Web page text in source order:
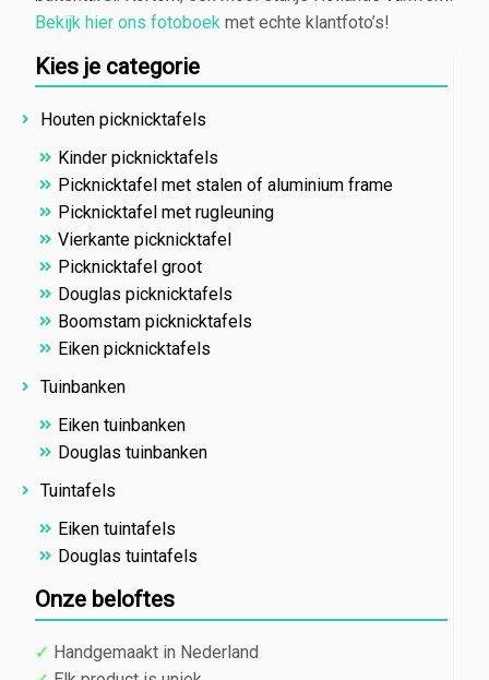
Bekijk hier ons fotoboek met echte klantfoto’s!
Kies je categorie
Houten picknicktafels
Kinder picknicktafels
Picknicktafel met stalen of aluminium frame
Picknicktafel met rugleuning
Vierkante picknicktafel
Picknicktafel groot
Douglas picknicktafels
Boomstam picknicktafels
Eiken picknicktafels
Tuinbanken
Eiken tuinbanken
Douglas tuinbanken
Tuintafels
Eiken tuintafels
Douglas tuintafels
Onze beloftes
✓ Handgemaakt in Nederland